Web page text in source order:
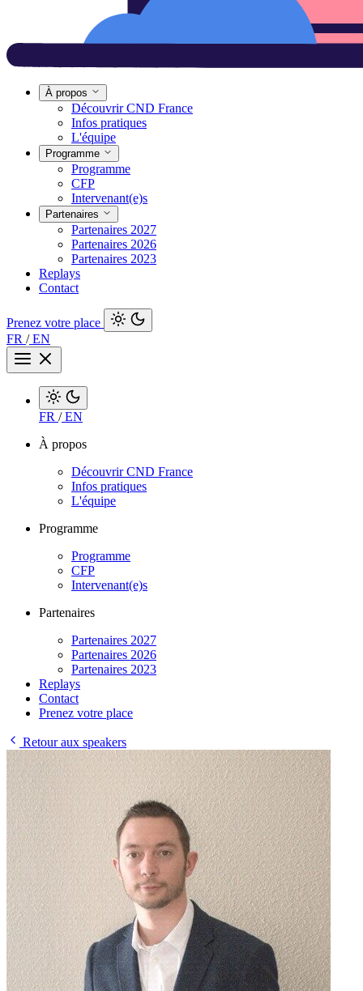
À propos
Découvrir CND France
Infos pratiques
L'équipe
Programme
Programme
CFP
Intervenant(e)s
Partenaires
Partenaires 2027
Partenaires 2026
Partenaires 2023
Replays
Contact
Prenez votre place
FR /EN
FR /EN
À propos
Découvrir CND France
Infos pratiques
L'équipe
Programme
Programme
CFP
Intervenant(e)s
Partenaires
Partenaires 2027
Partenaires 2026
Partenaires 2023
Replays
Contact
Prenez votre place
Retour aux speakers